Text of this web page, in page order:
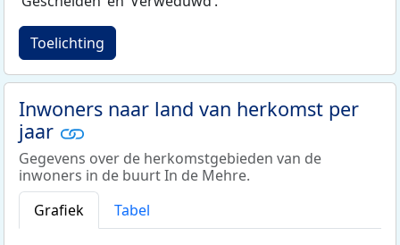
Toelichting
Inwoners naar land van herkomst per
jaar
Gegevens over de herkomstgebieden van de
inwoners in de buurt In de Mehre.
Grafiek
Tabel